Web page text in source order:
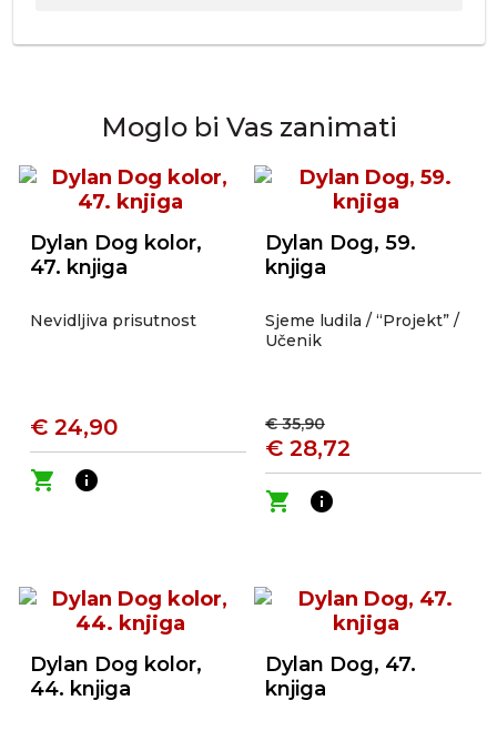
Moglo bi Vas zanimati
Dylan Dog kolor,
47. knjiga
Nevidljiva prisutnost
€ 24,90
shopping_cart
info
Dylan Dog, 59.
knjiga
Sjeme ludila / “Projekt” /
Učenik
€ 35,90
€ 28,72
shopping_cart
info
Dylan Dog kolor,
44. knjiga
Dylan Dog, 47.
knjiga